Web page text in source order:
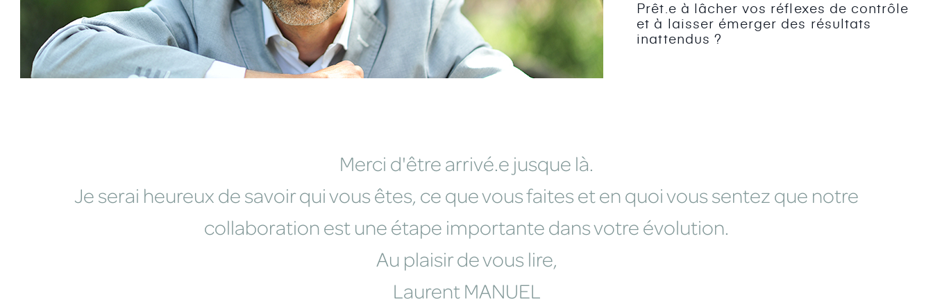
Prêt.e à lâcher vos réflexes de contrôle
et à laisser émerger des résultats
inattendus ?
Merci d'être arrivé.e jusque là.
Je serai heureux de savoir qui vous êtes, ce que vous faites et en quoi vous sentez que notre
collaboration est une étape importante dans votre évolution.
Au plaisir de vous lire,
Laurent MANUEL